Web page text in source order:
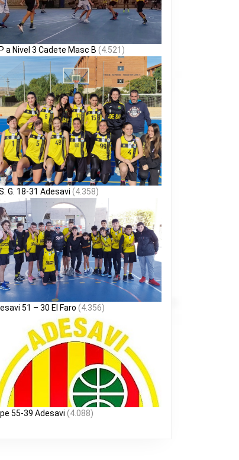
a Nivel 3 Cadete Masc B (4.521)
G. 18-31 Adesavi (4.358)
51 – 30 El Faro (4.356)
55-39 Adesavi (4.088)